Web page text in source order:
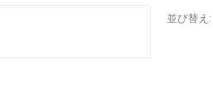
並び替え: